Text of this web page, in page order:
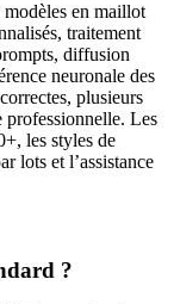
en maillot
traitement
diffusion
neuronale des
plusieurs
professionnelle. Les
les styles de
lots et l’assistance
?